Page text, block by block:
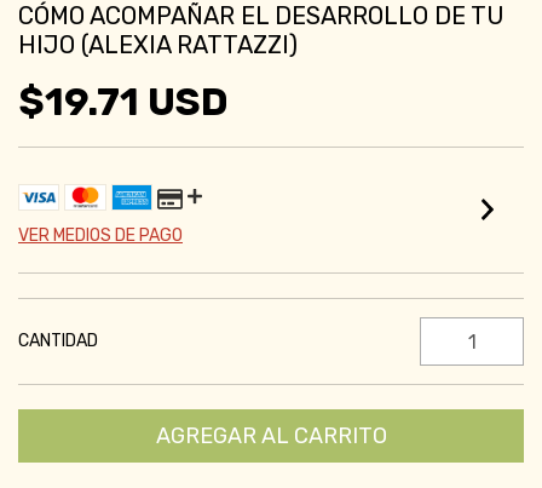
CÓMO ACOMPAÑAR EL DESARROLLO DE TU
HIJO (ALEXIA RATTAZZI)
$19.71 USD
VER MEDIOS DE PAGO
CANTIDAD